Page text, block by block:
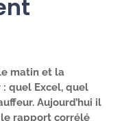
matin et la
: quel Excel, quel
Aujourd’hui il
rapport corrélé